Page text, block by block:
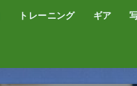
トレーニング ギア